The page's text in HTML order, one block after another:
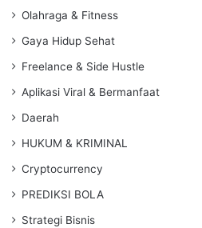
Olahraga & Fitness
Gaya Hidup Sehat
Freelance & Side Hustle
Aplikasi Viral & Bermanfaat
Daerah
HUKUM & KRIMINAL
Cryptocurrency
PREDIKSI BOLA
Strategi Bisnis